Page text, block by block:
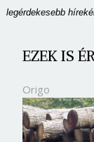
legérdekesebb
EZEK IS
Origo